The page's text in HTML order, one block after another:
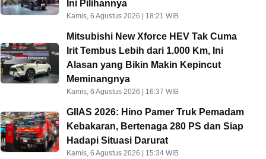
Ini Pilihannya
Kamis, 6 Agustus 2026 | 18:21 WIB
Mitsubishi New Xforce HEV Tak Cuma
Irit Tembus Lebih dari 1.000 Km, Ini
Alasan yang Bikin Makin Kepincut
Meminangnya
Kamis, 6 Agustus 2026 | 16:37 WIB
GIIAS 2026: Hino Pamer Truk Pemadam
Kebakaran, Bertenaga 280 PS dan Siap
Hadapi Situasi Darurat
Kamis, 6 Agustus 2026 | 15:34 WIB